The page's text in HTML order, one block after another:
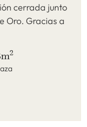
cerrada junto
Oro. Gracias a
2